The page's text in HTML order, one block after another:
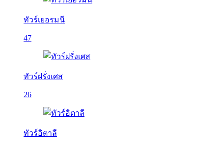
ทัวร์เยอรมนี
47
ทัวร์ฝรั่งเศส
26
ทัวร์อิตาลี